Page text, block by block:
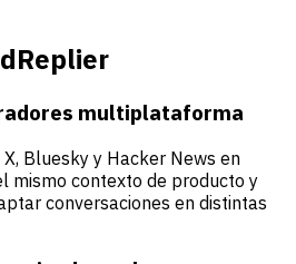
multiplataforma
Bluesky y Hacker News en
mismo contexto de producto y
conversaciones en distintas